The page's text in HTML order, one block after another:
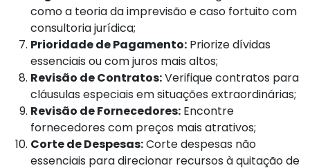
como a teoria da imprevisão e caso fortuito com
consultoria jurídica;
Prioridade de Pagamento: Priorize dívidas
essenciais ou com juros mais altos;
Revisão de Contratos:Verifique contratos para
cláusulas especiais em situações extraordinárias;
Revisão de Fornecedores: Encontre
fornecedores com preços mais atrativos;
Corte de Despesas:Corte despesas não
essenciais para direcionar recursos à quitação de